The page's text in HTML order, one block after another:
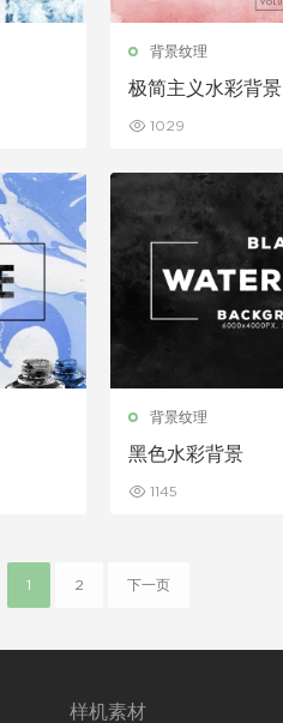
背景纹理
极简主义水彩背景
1029
背景纹理
黑色水彩背景
1145
1 2 下一页
样机素材